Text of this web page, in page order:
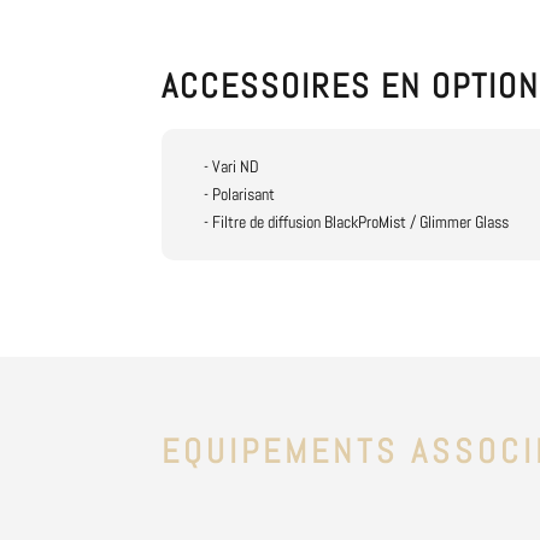
ACCESSOIRES EN OPTION
- Vari ND
- Polarisant
- Filtre de diffusion BlackProMist / Glimmer Glass
EQUIPEMENTS